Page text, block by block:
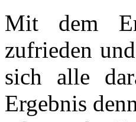
Mit dem
zufrieden
sich alle
Ergebnis